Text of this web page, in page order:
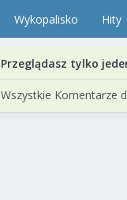
Wykopalisko Hity
Przeglądasz tylko
Wszystkie Komentarze